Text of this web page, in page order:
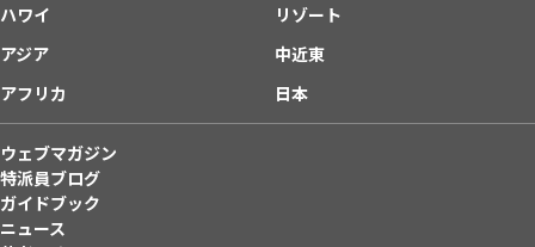
ハワイ
リゾート
アジア
中近東
アフリカ
日本
ウェブマガジン
特派員ブログ
ガイドブック
ニュース